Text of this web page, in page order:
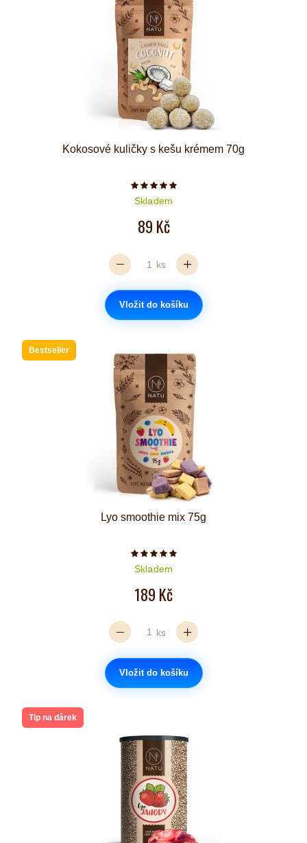
Kokosové kuličky s kešu krémem 70g
Počet hvězdiček je 5 z 5
Skladem
89 Kč
ks
Vložit do košíku
Bestseller
Lyo smoothie mix 75g
Počet hvězdiček je 5 z 5
Skladem
189 Kč
ks
Vložit do košíku
Tip na dárek